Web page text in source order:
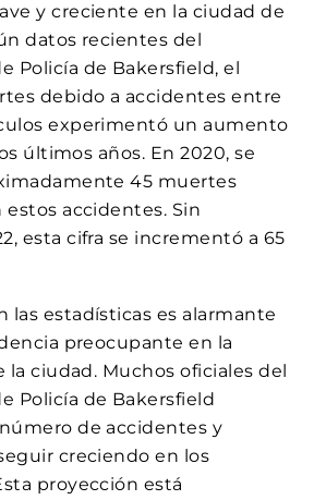
y creciente en la ciudad de
datos recientes del
Policía de Bakersfield, el
debido a accidentes entre
experimentó un aumento
últimos años. En 2020, se
45 muertes
estos accidentes. Sin
esta cifra se incrementó a 65
las estadísticas es alarmante
preocupante en la
la ciudad. Muchos oficiales del
Policía de Bakersfield
de accidentes y
creciendo en los
proyección está